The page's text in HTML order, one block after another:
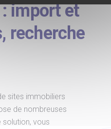
import et
recherche
sites immobiliers
de nombreuses
vous